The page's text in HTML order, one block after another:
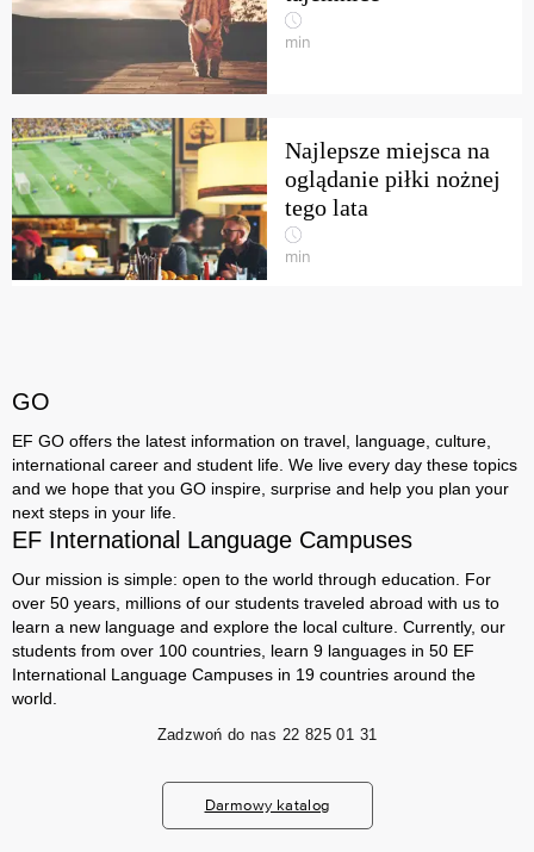
min
Najlepsze miejsca na
oglądanie piłki nożnej
tego lata
min
GO
EF GO offers the latest information on travel, language, culture,
international career and student life. We live every day these topics
and we hope that you GO inspire, surprise and help you plan your
next steps in your life.
EF International Language Campuses
Our mission is simple: open to the world through education. For
over 50 years, millions of our students traveled abroad with us to
learn a new language and explore the local culture. Currently, our
students from over 100 countries, learn 9 languages ​​in 50 EF
International Language Campuses in 19 countries around the
world.
Zadzwoń do nas 22 825 01 31
Darmowy katalog